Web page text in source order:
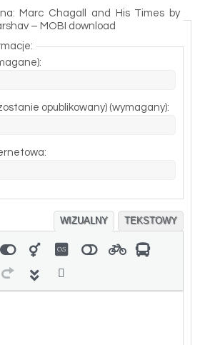
Marc Chagall and His Times by
– MOBI download
opublikowany) (wymagany):
WIZUALNY TEKSTOWY